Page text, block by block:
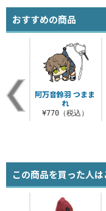
おすすめの商品
阿万音鈴羽 つまま
れ
¥770（税込）
この商品を買った人